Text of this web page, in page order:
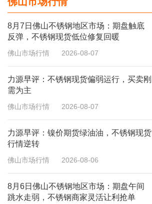
8月7日佛山不锈钢地区市场：期盘触底
反弹，不锈钢现货低位修复回暖
佛山市场行情 2026-08-07
力源早评：不锈钢现货偏弱运行，买卖刚
需为主
佛山市场行情 2026-08-07
力源早评：镍价期货绿油油，不锈钢现货
行情逆转
佛山市场行情 2026-08-06
8月6日佛山不锈钢地区市场：期盘午间
跳水走弱，不锈钢商家灵活让利抢单